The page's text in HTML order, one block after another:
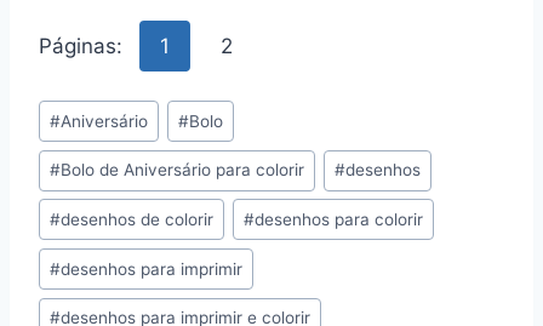
Páginas: 1 2
Tags
do
Post:
#Aniversário #Bolo
#Bolo de Aniversário para colorir #desenhos
#desenhos de colorir #desenhos para colorir
#desenhos para imprimir
#desenhos para imprimir e colorir